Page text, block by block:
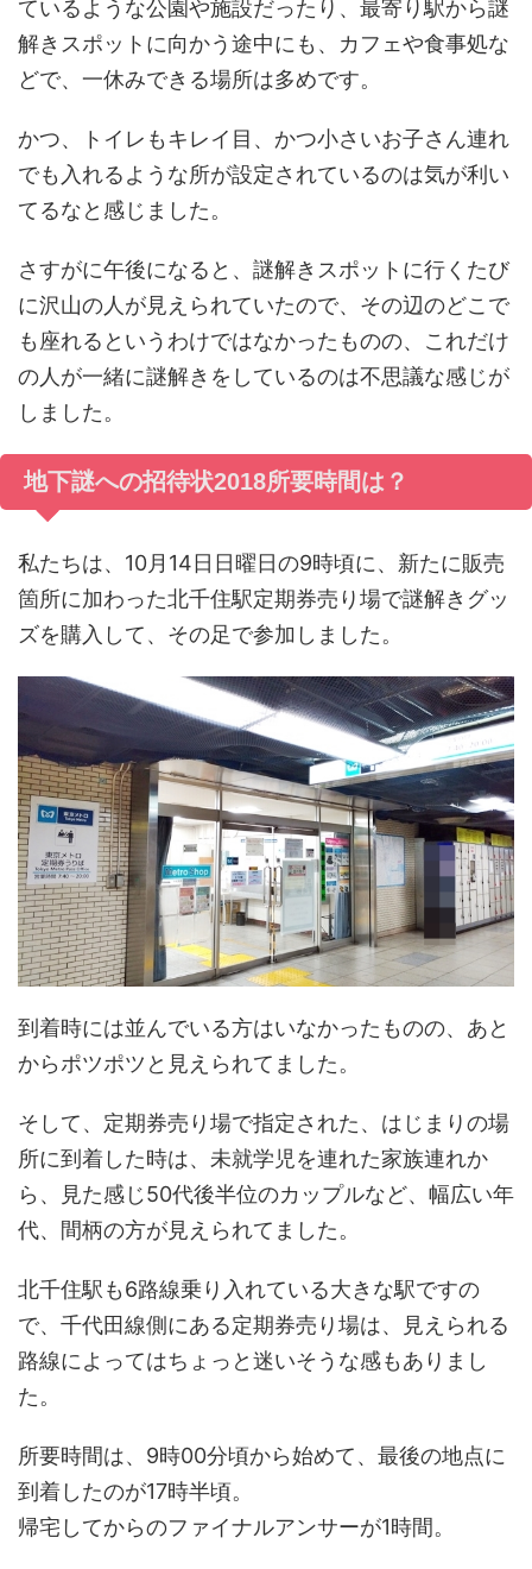
ているような公園や施設だったり、最寄り駅から謎
解きスポットに向かう途中にも、カフェや食事処な
どで、一休みできる場所は多めです。
かつ、トイレもキレイ目、かつ小さいお子さん連れ
でも入れるような所が設定されているのは気が利い
てるなと感じました。
さすがに午後になると、謎解きスポットに行くたび
に沢山の人が見えられていたので、その辺のどこで
も座れるというわけではなかったものの、これだけ
の人が一緒に謎解きをしているのは不思議な感じが
しました。
地下謎への招待状2018所要時間は？
私たちは、10月14日日曜日の9時頃に、新たに販売
箇所に加わった北千住駅定期券売り場で謎解きグッ
ズを購入して、その足で参加しました。
到着時には並んでいる方はいなかったものの、あと
からポツポツと見えられてました。
そして、定期券売り場で指定された、はじまりの場
所に到着した時は、未就学児を連れた家族連れか
ら、見た感じ50代後半位のカップルなど、幅広い年
代、間柄の方が見えられてました。
北千住駅も6路線乗り入れている大きな駅ですの
で、千代田線側にある定期券売り場は、見えられる
路線によってはちょっと迷いそうな感もありまし
た。
所要時間は、9時00分頃から始めて、最後の地点に
到着したのが17時半頃。
帰宅してからのファイナルアンサーが1時間。